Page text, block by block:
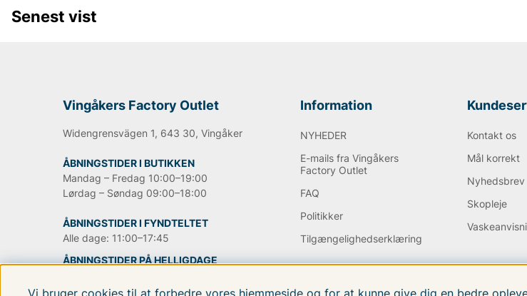
NN07
Björn Borg
Senest vist
Vingåkers Factory Outlet
Widengrensvägen 1, 643 30, Vingåker
ÅBNINGSTIDER I BUTIKKEN
Mandag – Fredag 10:00–19:00
Lørdag – Søndag 09:00–18:00
ÅBNINGSTIDER I FYNDTELTET
Alle dage: 11:00–17:45
ÅBNINGSTIDER PÅ HELLIGDAGE
Information
NYHEDER
E-mails fra Vingåkers
Factory Outlet
FAQ
Politikker
Tilgængelighedserklæring
Kontakt os
Mål korrekt
Nyhedsbrev
Skopleje
Vi bruger cookies til at forbedre vores hjemmeside og for at kunne give dig en bedre